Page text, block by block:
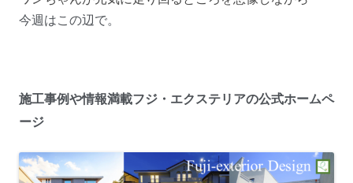
今週はこの辺で。
施工事例や情報満載フジ・エクステリアの公式ホームペ
ージ